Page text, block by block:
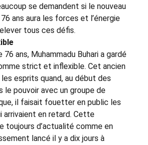
se demandent si le nouveau
ans aura les forces et l’énergie
tous ces défis.
76 ans, Muhammadu Buhari a gardé
strict et inflexible. Cet ancien
esprits quand, au début des
le pouvoir avec un groupe de
il faisait fouetter en public les
arrivaient en retard. Cette
toujours d’actualité comme en
lancé il y a dix jours à